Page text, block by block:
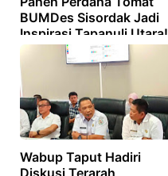
BUMDes Sisordak Jadi
Inspirasi Tapanuli Utara!
Wabup Taput Hadiri